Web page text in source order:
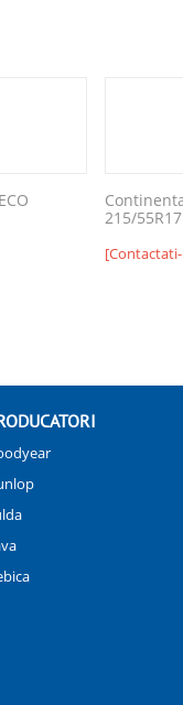
215/